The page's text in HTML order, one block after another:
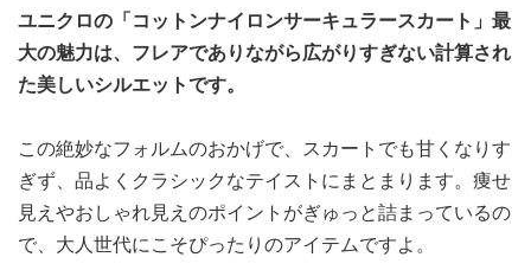
ユニクロの「コットンナイロンサーキュラースカート」最
大の魅力は、フレアでありながら広がりすぎない計算され
た美しいシルエットです。
この絶妙なフォルムのおかげで、スカートでも甘くなりす
ぎず、品よくクラシックなテイストにまとまります。痩せ
見えやおしゃれ見えのポイントがぎゅっと詰まっているの
で、大人世代にこそぴったりのアイテムですよ。